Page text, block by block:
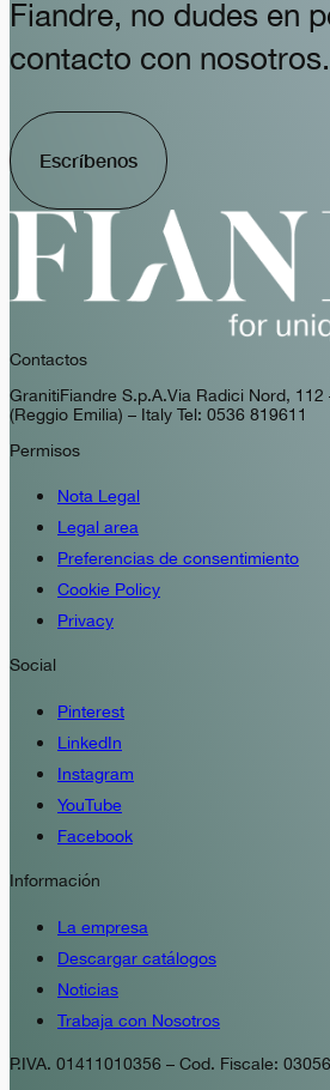
Fiandre, no dudes en
contacto con nosotros.
Escríbenos
Contactos
GranitiFiandre S.p.A. Via Radici Nord,
(Reggio Emilia) – Italy Tel: 0536 819611
Permisos
Nota Legal
Legal area
Preferencias de consentimiento
Cookie Policy
Privacy
Social
Pinterest
LinkedIn
Instagram
YouTube
Facebook
Información
La empresa
Descargar catálogos
Noticias
Trabaja con Nosotros
P.IVA. 01411010356 – Cod. Fiscale: